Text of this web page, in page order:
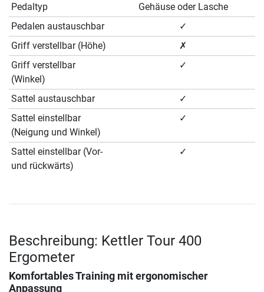
Pedaltyp
Gehäuse oder Lasche
Pedalen austauschbar
✓
Griff verstellbar (Höhe)
✗
Griff verstellbar
(Winkel)
✓
Sattel austauschbar
✓
Sattel einstellbar
(Neigung und Winkel)
✓
Sattel einstellbar (Vor-
und rückwärts)
✓
Beschreibung: Kettler Tour 400
Ergometer
Komfortables Training mit ergonomischer
Anpassung